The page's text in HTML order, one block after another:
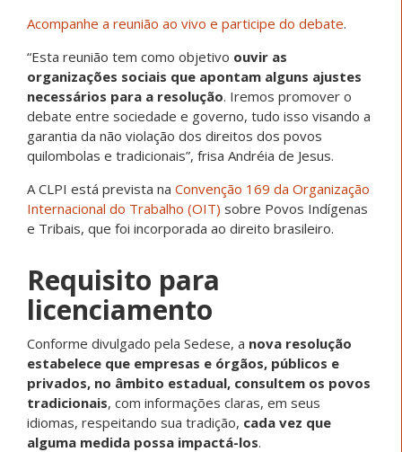
Acompanhe a reunião ao vivo e participe do debate.
“Esta reunião tem como objetivo ouvir as
organizações sociais que apontam alguns ajustes
necessários para a resolução. Iremos promover o
debate entre sociedade e governo, tudo isso visando a
garantia da não violação dos direitos dos povos
quilombolas e tradicionais”, frisa Andréia de Jesus.
A CLPI está prevista na Convenção 169 da Organização
Internacional do Trabalho (OIT) sobre Povos Indígenas
e Tribais, que foi incorporada ao direito brasileiro.
Requisito para
licenciamento
Conforme divulgado pela Sedese, a nova resolução
estabelece que empresas e órgãos, públicos e
privados, no âmbito estadual, consultem os povos
tradicionais, com informações claras, em seus
idiomas, respeitando sua tradição, cada vez que
alguma medida possa impactá-los.